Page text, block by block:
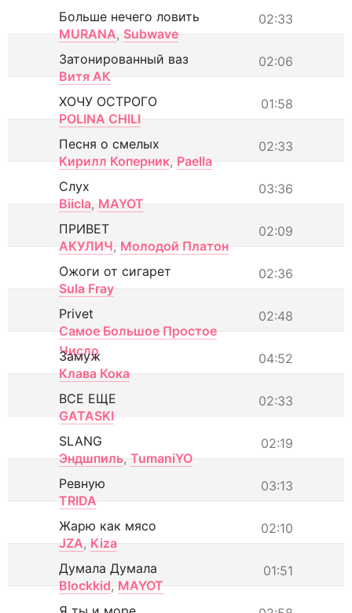
02:33
Больше нечего ловить
MURANA, Subwave
02:06
Затонированный ваз
Витя АК
01:58
ХОЧУ ОСТРОГО
POLINA CHILI
02:33
Песня о смелых
Кирилл Коперник, Paella
03:36
Слух
Biicla, MAYOT
02:09
ПРИВЕТ
АКУЛИЧ, Молодой Платон
02:36
Ожоги от сигарет
Sula Fray
02:48
Privet
Самое Большое Простое
Число
04:52
Замуж
Клава Кока
02:33
ВСЕ ЕЩЕ
GATASKI
02:19
SLANG
Эндшпиль, TumaniYO
03:13
Ревную
TRIDA
02:10
Жарю как мясо
JZA, Kiza
01:51
Думала Думала
Blockkid, MAYOT